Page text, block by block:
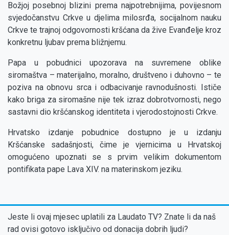
Božjoj posebnoj blizini prema najpotrebnijima, povijesnom
svjedočanstvu Crkve u djelima milosrđa, socijalnom nauku
Crkve te trajnoj odgovornosti kršćana da žive Evanđelje kroz
konkretnu ljubav prema bližnjemu.
Papa u pobudnici upozorava na suvremene oblike
siromaštva – materijalno, moralno, društveno i duhovno – te
poziva na obnovu srca i odbacivanje ravnodušnosti. Ističe
kako briga za siromašne nije tek izraz dobrotvornosti, nego
sastavni dio kršćanskog identiteta i vjerodostojnosti Crkve.
Hrvatsko izdanje pobudnice dostupno je u izdanju
Kršćanske sadašnjosti, čime je vjernicima u Hrvatskoj
omogućeno upoznati se s prvim velikim dokumentom
pontifikata pape Lava XIV. na materinskom jeziku.
Jeste li ovaj mjesec uplatili za Laudato TV? Znate li da naš
rad ovisi gotovo isključivo od donacija dobrih ljudi?